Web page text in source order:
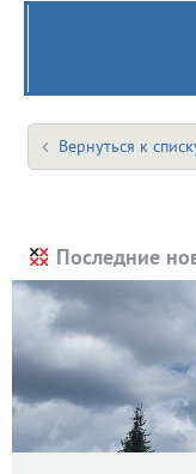
Вернуться к
Последние